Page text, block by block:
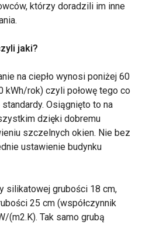
którzy doradzili im inne
jaki?
na ciepło wynosi poniżej 60
rok) czyli połowę tego co
Osiągnięto to na
dzięki dobremu
szczelnych okien. Nie bez
ustawienie budynku
silikatowej grubości 18 cm,
25 cm (współczynnik
(m2.K). Tak samo grubą